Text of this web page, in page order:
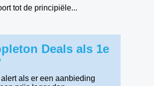
tot de principiële...
Deals als 1e
als er een aanbieding